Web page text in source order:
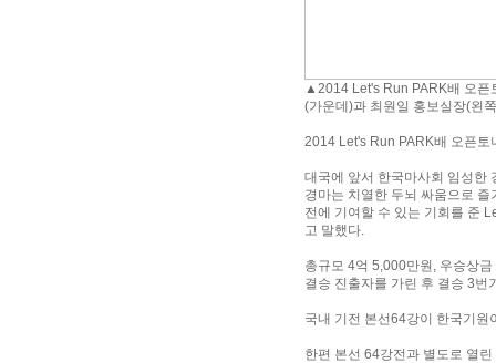
▲2014 Let's Run PARK배 오픈
(가운데)과 최원일 홍보실장(왼
2014 Let's Run PARK배 오픈
대국에 앞서 한국마사회 임성한
경마는 치열한 두뇌 싸움으로
전에 기여할 수 있는 기회를 준
고 말했다.
총규모 4억 5,000만원, 우승상
결승 진출자를 가린 후 결승 3번
국내 기전 본선64강이 한국기원
한편 본선 64강전과 별도로 열